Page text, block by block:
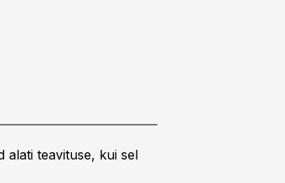
alati teavituse, kui sel